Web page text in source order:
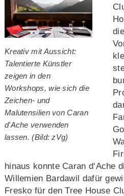
Kreativ mit Aussicht:
Talentierte Künstler
zeigen in den
Workshops, wie sich die
Zeichen- und
Malutensilien von Caran
d'Ache verwenden
lassen. (Bild: zVg)
hinaus konnte Caran d‘Ache
Willemien Bardawil dafür
Fresko für den Tree House